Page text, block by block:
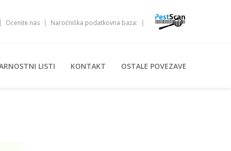
Ocenite nas Naročniška podatkovna baza:
LISTI KONTAKT OSTALE POVEZAVE